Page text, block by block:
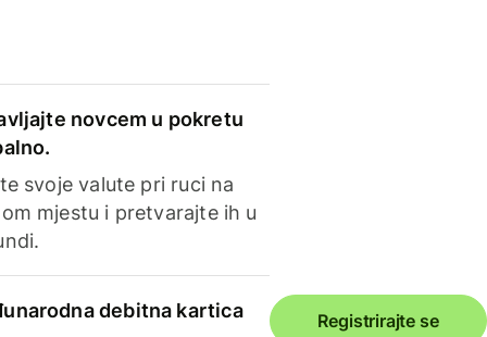
novcem u pokretu
svoje valute pri ruci na
mjestu i pretvarajte ih u
debitna kartica
Registrirajte se